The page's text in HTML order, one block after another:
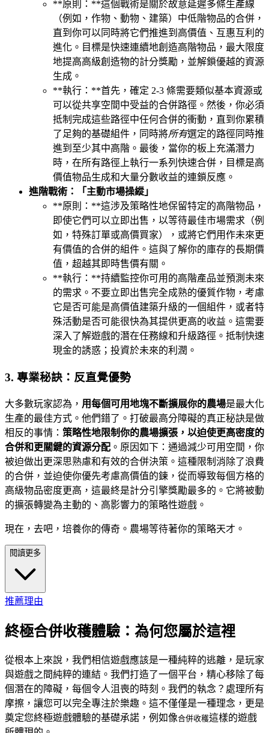
**原則：**這個戰術是關於故意延遲多條生產線
（例如，作物、動物、建築）中低階物品的合併，
直到你可以同時將它們推進到高價值、互惠互利的
進化。目標是快速連續地創造高階物品，最大限度
地提高高級創造物的計分獎勵，並解鎖優越的資源
生成。
**執行：**首先，確定 2-3 條需要類似基本資源或
可以從共享空間中受益的合併路徑。然後，你必須
抵制完成這些路徑中任何合併的衝動，直到你累積
了足夠的基礎組件，同時將所有選定的路徑同時推
進到至少其中高階。最後，當你的板上充滿潛力
時，在所有路徑上執行一系列快速合併，目標是高
價值物品生成和大量分數收益的連鎖反應。
進階戰術：「主動市場操縱」
**原則：**這涉及策略性地保留特定的高階物品，
即使它們可以立即出售，以等待最佳市場需求（例
如，特殊訂單或高價買家），或將它們用作未來更
有價值的合併的組件。這與了解你的庫存的長期價
值，超越其即時售價有關。
**執行：**持續監控你可用的高階產品並預測未來
的需求。不要立即出售完全成熟的優質作物，考慮
它是否可能是高價值建築升級的一個組件，或者特
殊活動是否可能很快為其提供更高的收益。這需要
深入了解遊戲的潛在任務線和升級路徑。抵制快速
現金的誘惑；投資於未來的利潤。
3. 專業秘訣：反直覺優勢
大多數玩家認為， 用每個可用地塊不斷擴展你的農場是最大化
生產的最佳方式。他們錯了。打破最高分障礙的真正秘訣是做
相反的事情： 策略性地限制你的農場擴張，以迫使更高密度的
合併和更關鍵的資源分配 。原因如下：通過減少可用空間，你
被迫做出更深思熟慮和有效的合併決策。這種限制消除了浪費
的合併，並迫使你優先考慮高價值的鍊，從而導致每個方格的
高級物品密度更高，這最終是計分引擎獎勵最多的。它將被動
的擴張轉變為主動的、高影響力的策略性遊戲。
現在，去吧，培養你的傳奇。農場等待著你的策略天才。
閱讀更多
推薦理由
終極合併收穫體驗：為何您屬於這裡
從根本上來說，我們相信遊戲應該是一種純粹的逃離，是玩家
與遊戲之間純粹的連結。我們打造了一個平台，精心移除了每
個潛在的障礙，每個令人沮喪的時刻。我們的執念？處理所有
摩擦，讓您可以完全專注於樂趣。這不僅僅是一種理念，更是
奠定您終極遊戲體驗的基礎承諾，例如像合併收穫這樣的遊戲